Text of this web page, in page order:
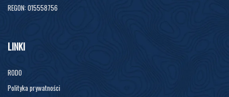
REGON: 015558756
LINKI
RODO
Polityka prywatności